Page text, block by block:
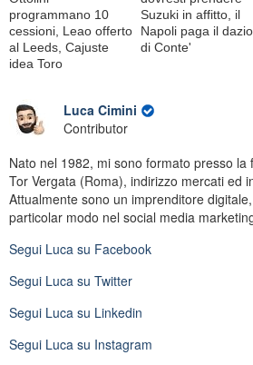
programmano 10
cessioni, Leao offerto
al Leeds, Cajuste
idea Toro
Suzuki in affitto, il
Napoli paga il dazio
di Conte'
Luca Cimini
Contributor
Nato nel 1982, mi sono formato presso la
Tor Vergata (Roma), indirizzo mercati ed
Attualmente sono un imprenditore
particolar modo nel social media
Segui Luca su Facebook
Segui Luca su Twitter
Segui Luca su Linkedin
Segui Luca su Instagram